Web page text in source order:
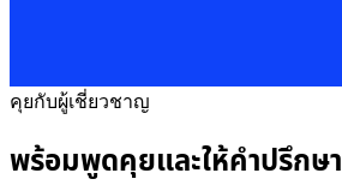
คุยกับผู้เชี่ยวชาญ
พร้อมพูดคุยและให้คำปรึกษา